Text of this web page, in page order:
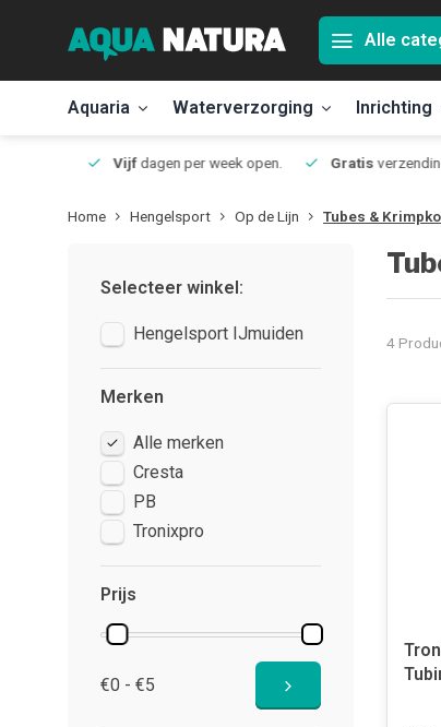
Alle
Aquaria Waterverzorging Inrichting
Vijfdagen per week open. Gratisverzending
Home Hengelsport Op de Lijn Tubes &
Selecteer winkel:
Hengelsport IJmuiden
Merken
Alle merken
Cresta
PB
Tronixpro
Prijs
€0 - €5
4